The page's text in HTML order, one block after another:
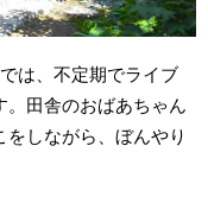
は、不定期でライブ
。田舎のおばあちゃん
しながら、ぼんやり